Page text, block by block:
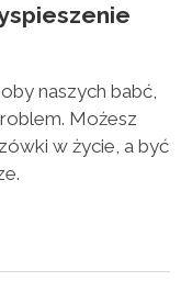
naszych babć,
Możesz
w życie, a być